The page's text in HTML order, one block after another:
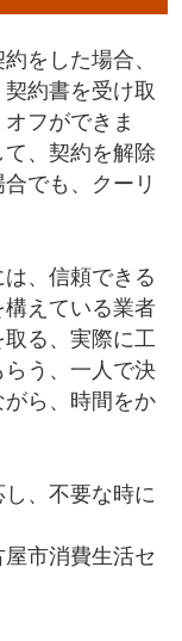
をした場合、
約書を受け取
フができま
、契約を解除
でも、クーリ
、信頼できる
えている業者
る、実際に工
う、一人で決
ら、時間をか
、不要な時に
市消費生活セ